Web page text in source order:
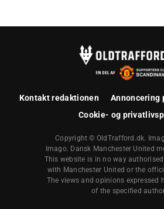
Kontakt redaktionen
Annoncering
Cookie- og
Copyright © OldTrafford.dk.
Imago. Dansk Manchester United
This website is in no way
with Manchester United or the
The views and opinions expressed
of the specified